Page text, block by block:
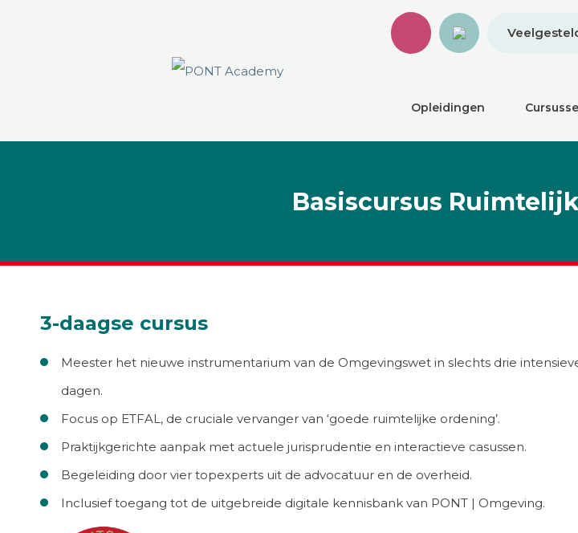
Opleidingen
Basiscursus
3-daagse cursus
Meester het nieuwe instrumentarium van de Omgevingswet in slechts drie
dagen.
Focus op ETFAL, de cruciale vervanger van ‘goede ruimtelijke ordening’.
Praktijkgerichte aanpak met actuele jurisprudentie en interactieve casussen.
Begeleiding door vier topexperts uit de advocatuur en de overheid.
Inclusief toegang tot de uitgebreide digitale kennisbank van PONT | Omgeving.